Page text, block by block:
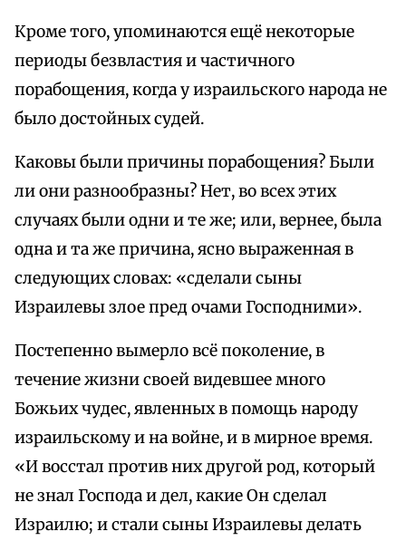
Кроме того, упоминаются ещё некоторые
периоды безвластия и частичного
порабощения, когда у израильского народа не
было достойных судей.
Каковы были причины порабощения? Были
ли они разнообразны? Нет, во всех этих
случаях были одни и те же; или, вернее, была
одна и та же причина, ясно выраженная в
следующих словах: «сделали сыны
Израилевы злое пред очами Господними».
Постепенно вымерло всё поколение, в
течение жизни своей видевшее много
Божьих чудес, явленных в помощь народу
израильскому и на войне, и в мирное время.
«И восстал против них другой род, который
не знал Господа и дел, какие Он сделал
Израилю; и стали сыны Израилевы делать